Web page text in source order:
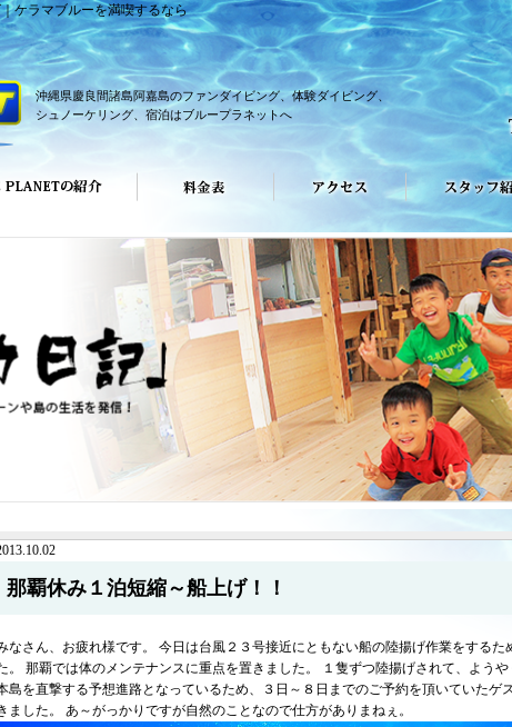
ケラマブルーを満喫するなら
沖縄県慶良間諸島阿嘉島のファンダイビング、体験ダイビング、
シュノーケリング、宿泊はブループラネットへ
那覇休み１泊短縮～船上げ！！
なさん、お疲れ様です。 今日は台風２３号接近にともない船の陸揚げ作業をする
。 那覇では体のメンテナンスに重点を置きました。 １隻ずつ陸揚げされて、よう
島を直撃する予想進路となっているため、３日～８日までのご予約を頂いていたゲ
ました。 あ～がっかりですが自然のことなので仕方がありまねぇ。